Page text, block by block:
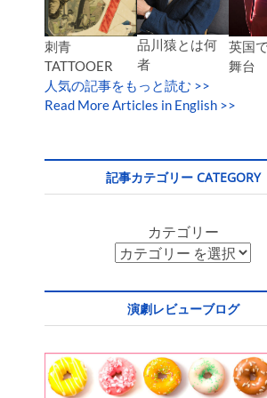
刺青
TATTOOER
品川猿とは何
者
英国
舞台
人気の記事をもっと読む >>
Read More Articles in English >>
記事カテゴリー CATEGORY
カテゴリー
演劇レビューブログ